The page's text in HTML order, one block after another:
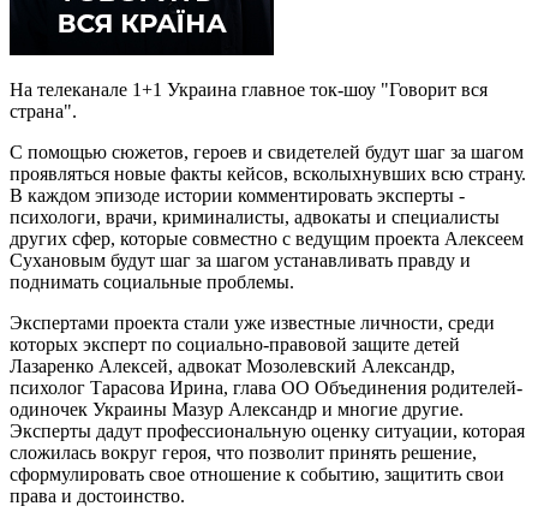
На телеканале 1+1 Украина главное ток-шоу "Говорит вся
страна".
С помощью сюжетов, героев и свидетелей будут шаг за шагом
проявляться новые факты кейсов, всколыхнувших всю страну.
В каждом эпизоде истории комментировать эксперты -
психологи, врачи, криминалисты, адвокаты и специалисты
других сфер, которые совместно с ведущим проекта Алексеем
Сухановым будут шаг за шагом устанавливать правду и
поднимать социальные проблемы.
Экспертами проекта стали уже известные личности, среди
которых эксперт по социально-правовой защите детей
Лазаренко Алексей, адвокат Мозолевский Александр,
психолог Тарасова Ирина, глава ОО Объединения родителей-
одиночек Украины Мазур Александр и многие другие.
Эксперты дадут профессиональную оценку ситуации, которая
сложилась вокруг героя, что позволит принять решение,
сформулировать свое отношение к событию, защитить свои
права и достоинство.